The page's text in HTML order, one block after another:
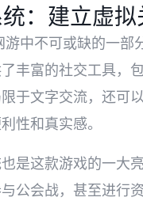
：建立虚拟
中不可或缺的一部
丰富的社交工具，
于文字交流，还可
性和真实感。
是这款游戏的一大
公会战，甚至进行